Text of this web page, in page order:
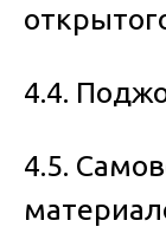
4.4.
4.5.